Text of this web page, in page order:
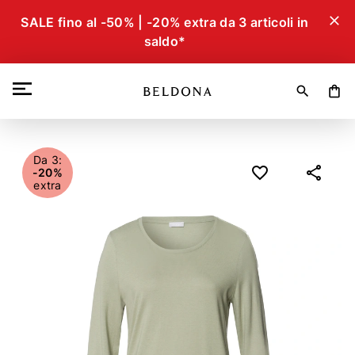
SALE fino al -50% | -20% extra da 3 articoli in
saldo*
close
search shopping_bag
Da 3:
-20%
extra